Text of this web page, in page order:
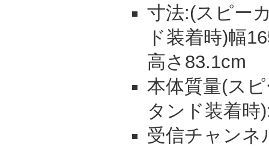
寸法:(スピー
ド装着時)幅
高さ83.1cm
本体質量(ス
タンド装着時
受信チャンネ